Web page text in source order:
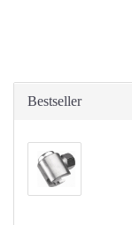
Bestseller